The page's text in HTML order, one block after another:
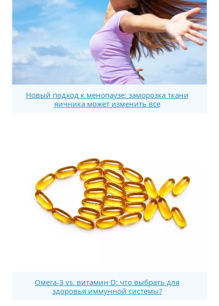
Новый подход к менопаузе: заморозка ткани
яичника может изменить все
Омега-3 vs. витамин D: что выбрать для
здоровья иммунной системы?